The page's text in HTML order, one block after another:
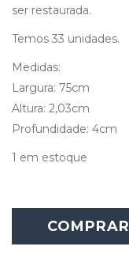
ser restaurada.
Temos 33 unidades.
Medidas:
Largura: 75cm
Altura: 2,03cm
Profundidade: 4cm
1 em estoque
COMPRAR